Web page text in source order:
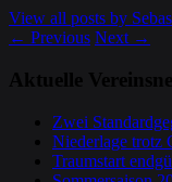
View all posts by
← Previous Next →
Aktuelle
Zwei
Niederlage trotz
Traumstart